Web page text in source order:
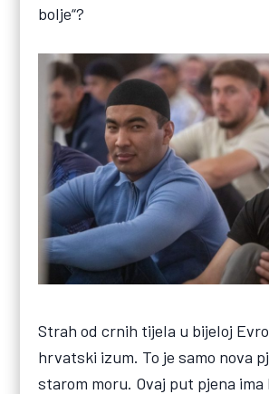
bolje“?
Strah od crnih tijela u bijeloj
hrvatski izum. To je samo nova
starom moru. Ovaj put pjena ima